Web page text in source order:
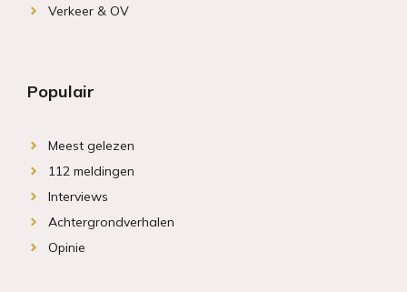
Verkeer & OV
Populair
Meest gelezen
112 meldingen
Interviews
Achtergrondverhalen
Opinie